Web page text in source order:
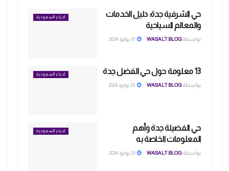
احياء السعودية
حي الشرفية جدة: دليل الخدمات
والمعالم السياحية
بواسطةWASALT BLOG
احياء السعودية 13 معلومة حول حي الفضل جدة
بواسطةWASALT BLOG
احياء السعودية
حي الفضيلة جدة وأهم
المعلومات الخاصة به
بواسطةWASALT BLOG